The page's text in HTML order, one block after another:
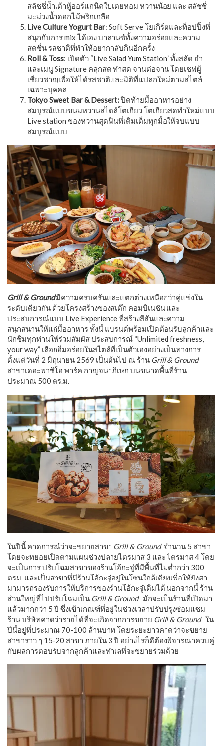
สลัชชี่น้ำเต้าหู้ออร์แกนิคใบเตยหอม หวานน้อย และ สลัชชี่
มะม่วงน้ำดอกไม้พริกเกลือ
Live Culture Yogurt Bar: Soft Serve โยเกิร์ตและท็อปปิ้งที่
สนุกกับการ mix ได้เอง บาลานซ์ทั้งความอร่อยและความ
สดชื่น รสชาติที่ทำให้อยากกลับกินอีกครั้ง
Roll & Toss: เปิดตัว “Live Salad Yum Station” ทั้งสลัด ยำ
และเมนู Signature คลุกสด ทําสด จานต่อจาน โดยเชฟผู้
เชี่ยวชาญเพื่อให้ได้รสชาติและมิติที่แปลกใหม่ตามสไตล์
เฉพาะบุคคล
Tokyo Sweet Bar & Dessert:ปิดท้ายมื้ออาหารอย่าง
สมบูรณ์แบบขนมหวานสไตล์โตเกียว โตเกียวสดทำใหม่แบบ
Live station ของหวานสุดฟินที่เติมเต็มทุกมื้อให้จบแบบ
สมบูรณ์แบบ
Grill & Groundมีความครบครันและแตกต่างเหนือกว่าคู่แข่งใน
ระดับเดียวกัน ด้วยโครงสร้างของสเต๊ก คอมบิเนชัน และ
ประสบการณ์แบบ Live Experience ที่สร้างสีสันและความ
สนุกสนานให้แก่มื้ออาหาร ทั้งนี้ แบรนด์พร้อมเปิดต้อนรับลูกค้าและ
นักชิมทุกท่านให้ร่วมสัมผัส ประสบการณ์ “Unlimited freshness,
your way” เลือกอิ่มอร่อยในสไตล์ที่เป็นตัวเองอย่างเป็นทางการ
ตั้งแต่วันที่ 2 มิถุนายน 2569 เป็นต้นไป ณ ร้าน Grill & Ground
สาขาเดอะพาซิโอ พาร์ค กาญจนาภิเษก บนขนาดพื้นที่ร้าน
ประมาณ 500 ตร.ม.
ในปีนี้ คาดการณ์ว่าจะขยายสาขา Grill & Ground จำนวน 5 สาขา
โดยจะทยอยเปิดตามแผนช่วงปลายไตรมาส 3 และ ไตรมาส 4 โดย
จะเป็นการ ปรับโฉมสาขาของร้านโอ้กะจู๋ที่มีพื้นที่ไม่ต่ำกว่า 300
ตรม. และเป็นสาขาที่มีร้านโอ้กะจู๋อยู่ในโซนใกล้เคียงเพื่อให้ยังสา
มามารถรองรับการให้บริการของร้านโอ้กะจู๋เดิมได้ นอกจากนี้ ร้าน
ส่วนใหญ่ที่ไปปรับโฉมเป็น Grill & Ground มักจะเป็นร้านที่เปิดมา
แล้วมากกว่า 5 ปี ซึ่งเข้าเกณฑ์ที่อยู่ในช่วงเวลาปรับปรุงซ่อมแซม
ร้าน บริษัทคาดว่ารายได้ที่จะเกิดจากการขยาย Grill & Ground ใน
ปีนี้อยู่ที่ประมาณ 70-100 ล้านบาท โดยระยะยาวคาดว่าจะขยาย
สาขาราว ๆ 15-20 สาขา ภายใน 3 ปี อย่างไรก็ดีต้องพิจารณาควบคู่
กับผลการตอบรับจากลูกค้าและทำเลที่จะขยายร่วมด้วย